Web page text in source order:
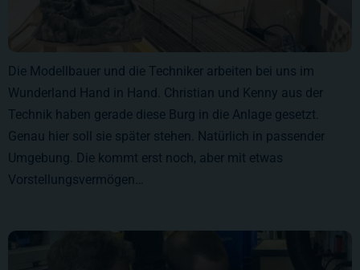
Die Modellbauer und die Techniker arbeiten bei uns im
Wunderland Hand in Hand. Christian und Kenny aus der
Technik haben gerade diese Burg in die Anlage gesetzt.
Genau hier soll sie später stehen. Natürlich in passender
Umgebung. Die kommt erst noch, aber mit etwas
Vorstellungsvermögen…